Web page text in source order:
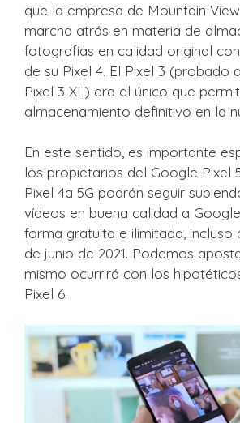
que la empresa de Mountain
marcha atrás en materia de
fotografías en calidad original
de su Pixel 4. El Pixel 3 (probado
Pixel 3 XL) era el único que
almacenamiento definitivo en la
En este sentido, es importante
los propietarios del Google Pixel
Pixel 4a 5G podrán seguir
vídeos en buena calidad a
forma gratuita e ilimitada, incluso
de junio de 2021. Podemos
mismo ocurrirá con los
Pixel 6.